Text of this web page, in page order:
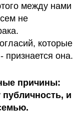
между нами
не
которые
признается она.
причины:
и